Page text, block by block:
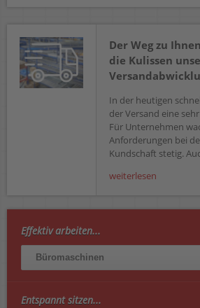
Der Weg zu
die Kulissen
In der heutigen
der Versand eine
Für Unternehmen
Anforderungen bei
Kundschaft stetig.
weiterlesen
Effektiv arbeiten...
Büromaschinen
Entspannt sitzen...